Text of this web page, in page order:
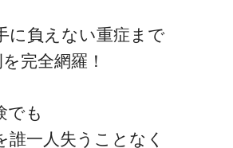
首・肩テクニック
に負えない重症まで
完全網羅！
でも
誰一人失うことなく